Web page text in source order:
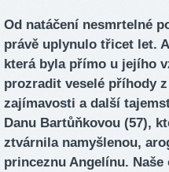
Od natáčení nesmrtelné
právě uplynulo třicet let.
která byla přímo u jejího
prozradit veselé příhody
zajímavosti a další
Danu Bartůňkovou (57),
ztvárnila namyšlenou,
princeznu Angelínu.